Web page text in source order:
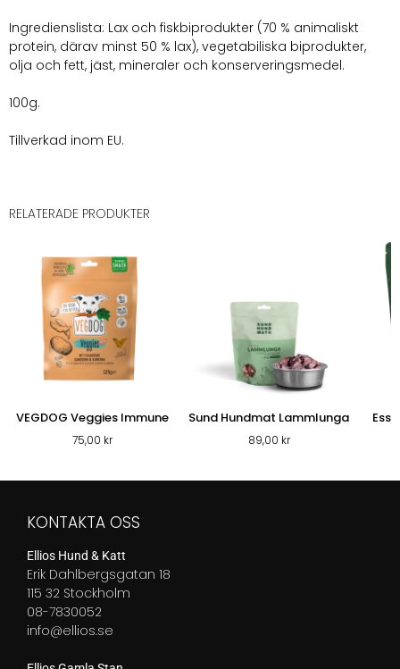
Ingredienslista: Lax och fiskbiprodukter (70 % animaliskt
protein, därav minst 50 % lax), vegetabiliska biprodukter,
olja och fett, jäst, mineraler och konserveringsmedel.
100g.
Tillverkad inom EU.
RELATERADE PRODUKTER
VEGDOG Veggies Immune
75,00 kr
Sund Hundmat Lammlunga
89,00 kr
KONTAKTA OSS
Ellios Hund & Katt
Erik Dahlbergsgatan 18
115 32 Stockholm
08-7830052
info@ellios.se